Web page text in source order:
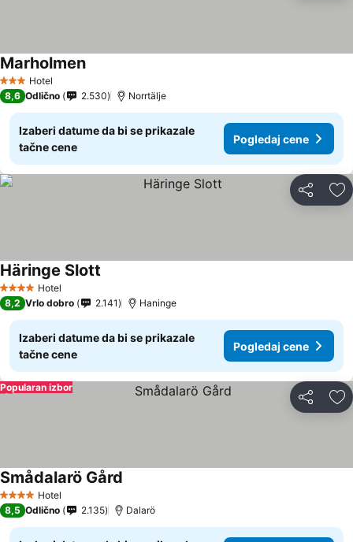
3 Zvezdice
Hotel
Marholmen
8,6 Odlično 2.530 Norrtälje
Izaberi datume da bi se prikazale
tačne cene
Pogledaj cene
Deli
4 ZvezdiceHotel
Häringe Slott
8,2 Vrlo dobro 2.141 Haninge
Izaberi datume da bi se prikazale
tačne cene
Pogledaj cene
Deli
Popularan izbor
4 ZvezdiceHotel
Smådalarö Gård
8,5 Odlično 2.135 Dalarö